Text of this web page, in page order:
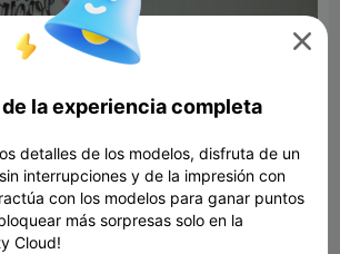

la experiencia completa
detalles de los modelos, disfruta de un
interrupciones y de la impresión con
con los modelos para ganar puntos
más sorpresas solo en la
Cloud!